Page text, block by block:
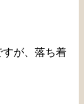
が、落ち着